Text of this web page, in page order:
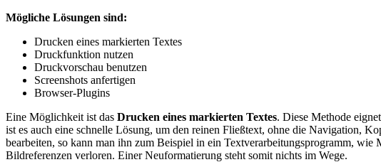
Mögliche Lösungen sind:
Drucken eines markierten Textes
Druckfunktion nutzen
Druckvorschau benutzen
Screenshots anfertigen
Browser-Plugins
Eine Möglichkeit ist das Drucken eines markierten Textes. Diese Methode
ist es auch eine schnelle Lösung, um den reinen Fließtext, ohne die Navigation,
bearbeiten, so kann man ihn zum Beispiel in ein Textverarbeitungsprogramm,
Bildreferenzen verloren. Einer Neuformatierung steht somit nichts im Wege.